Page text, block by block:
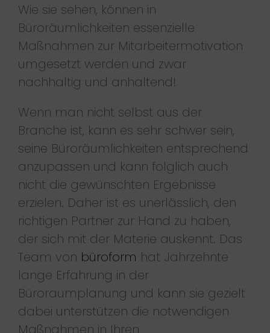
Wie sie sehen, können in
Büroräumlichkeiten essenzielle
Maßnahmen zur Mitarbeitermotivation
umgesetzt werden und zwar
nachhaltig und anhaltend!
Wenn man nicht selbst aus der
Branche ist, kann es sehr schwer sein,
seine Büroräumlichkeiten entsprechend
anzupassen und kann folglich auch
nicht die gewünschten Ergebnisse
erzielen. Daher ist es unerlässlich, den
richtigen Partner zur Hand zu haben,
der sich mit der Materie auskennt. Das
Team von büroform hat Jahrzehnte
lange Erfahrung in der
Büroraumplanung und kann sie gezielt
dabei unterstützen die notwendigen
Maßnahmen in Ihren